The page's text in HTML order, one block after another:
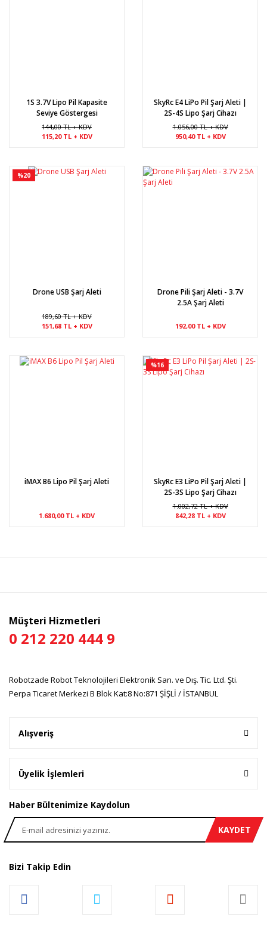
1S 3.7V Lipo Pil Kapasite
Seviye Göstergesi
144,00 TL + KDV
115,20 TL + KDV
SkyRc E4 LiPo Pil Şarj Aleti |
2S-4S Lipo Şarj Cihazı
1.056,00 TL + KDV
950,40 TL + KDV
%20
Drone USB Şarj Aleti
189,60 TL + KDV
151,68 TL + KDV
Drone Pili Şarj Aleti - 3.7V
2.5A Şarj Aleti
192,00 TL + KDV
iMAX B6 Lipo Pil Şarj Aleti
1.680,00 TL + KDV
%16
SkyRc E3 LiPo Pil Şarj Aleti |
2S-3S Lipo Şarj Cihazı
1.002,72 TL + KDV
842,28 TL + KDV
Müşteri Hizmetleri
0 212 220 444 9
Robotzade Robot Teknolojileri Elektronik San. ve Dış. Tic. Ltd. Şti.
Perpa Ticaret Merkezi B Blok Kat:8 No:871 ŞİŞLİ / İSTANBUL
Alışveriş
Üyelik İşlemleri
Haber Bültenimize Kaydolun
KAYDET
Bizi Takip Edin